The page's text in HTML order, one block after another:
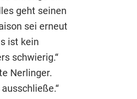
geht seinen
sei erneut
ist kein
schwierig.“
Nerlinger.